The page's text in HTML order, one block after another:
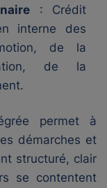
: Crédit
interne des
de la
de la
permet à
démarches et
structuré, clair
se contentent